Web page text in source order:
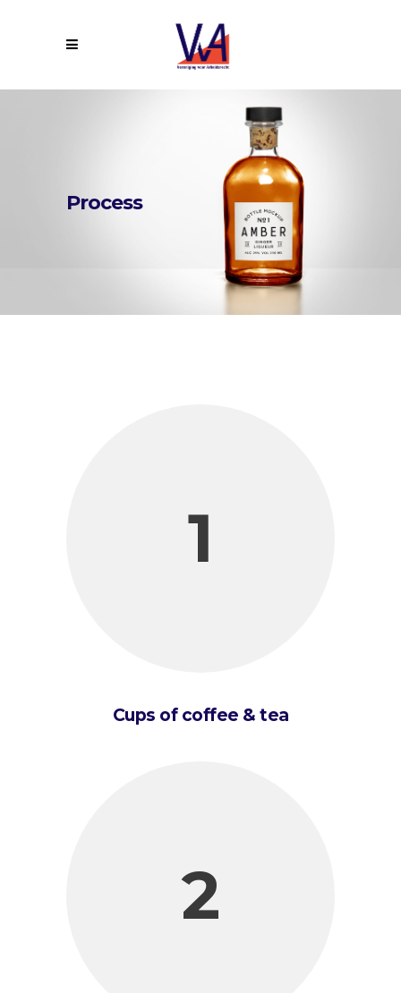
Process
1
Cups of coffee & tea
2